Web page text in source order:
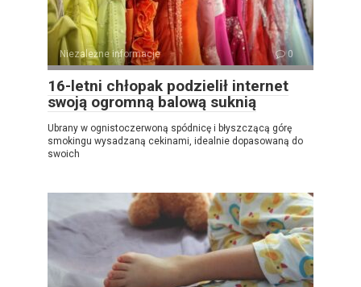
Niezależne informacje 0
16-letni chłopak podzielił internet
swoją ogromną balową suknią
Ubrany w ognistoczerwoną spódnicę i błyszczącą górę
smokingu wysadzaną cekinami, idealnie dopasowaną do
swoich